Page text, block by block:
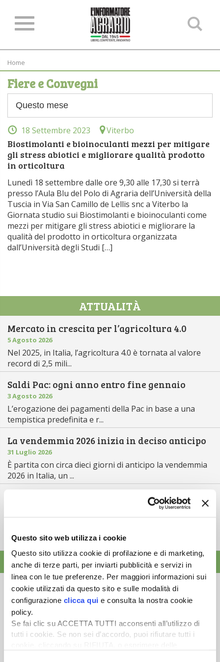
Questo sito web utilizza i cookie
Questo sito utilizza cookie di profilazione e di marketing,
anche di terze parti, per inviarti pubblicità e servizi in
linea con le tue preferenze. Per maggiori informazioni sui
cookie utilizzati da questo sito e sulle modalità di
configurazione clicca qui e consulta la nostra cookie
policy.
Se fai clic su ACCETTA TUTTI acconsenti all’utilizzo di
tutti i cookie. Se non sei d’accordo, puoi rifiutare tutti i
Home
Fiere e Convegni
18 Settembre 2023 Viterbo
Biostimolanti e bioinoculanti mezzi per mitigare
gli stress abiotici e migliorare qualità prodotto
in orticoltura
Lunedì 18 settembre dalle ore 9,30 alle 17,30 si terrà
presso l’Aula Blu del Polo di Agraria dell’Università della
Tuscia in Via San Camillo de Lellis snc a Viterbo la
Giornata studio sui Biostimolanti e bioinoculanti come
mezzi per mitigare gli stress abiotici e migliorare la
qualità del prodotto in orticoltura organizzata
dall’Università degli Studi […]
ATTUALITÀ
Mercato in crescita per l’agricoltura 4.0
5 Agosto 2026
Nel 2025, in Italia, l’agricoltura 4.0 è tornata al valore
record di 2,5 mili...
Saldi Pac: ogni anno entro fine gennaio
3 Agosto 2026
L’erogazione dei pagamenti della Pac in base a una
tempistica predefinita e r...
La vendemmia 2026 inizia in deciso anticipo
31 Luglio 2026
È partita con circa dieci giorni di anticipo la vendemmia
2026 in Italia, un ...
Lollobrigida al Tavolo Riso: «Aiuto
accoppiato, innovazione e contratti di fi...
30 Luglio 2026
dell’Agricoltura il Tavolo Riso...
ALTRE NEWS
Newsletter